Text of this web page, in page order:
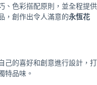
、色彩搭配原則，並全程提供
，創作出令人滿意的永恆花
己的喜好和創意進行設計，打
特品味。